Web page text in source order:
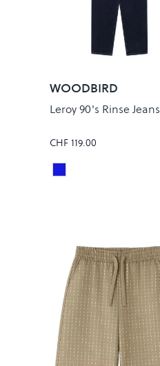
WOODBIRD
Leroy 90's Rinse Jeans
CHF 119.00
Colour
90S BLUE